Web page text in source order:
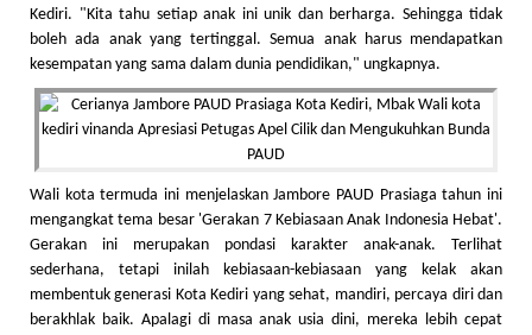
Kediri. "Kita tahu setiap anak ini unik dan berharga. Sehingga tidak
boleh ada anak yang tertinggal. Semua anak harus mendapatkan
kesempatan yang sama dalam dunia pendidikan," ungkapnya.
Wali kota termuda ini menjelaskan Jambore PAUD Prasiaga tahun ini
mengangkat tema besar 'Gerakan 7 Kebiasaan Anak Indonesia Hebat'.
Gerakan ini merupakan pondasi karakter anak-anak. Terlihat
sederhana, tetapi inilah kebiasaan-kebiasaan yang kelak akan
membentuk generasi Kota Kediri yang sehat, mandiri, percaya diri dan
berakhlak baik. Apalagi di masa anak usia dini, mereka lebih cepat